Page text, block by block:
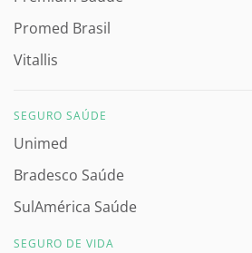
Promed Brasil
Vitallis
SEGURO SAÚDE
Unimed
Bradesco Saúde
SulAmérica Saúde
SEGURO DE VIDA